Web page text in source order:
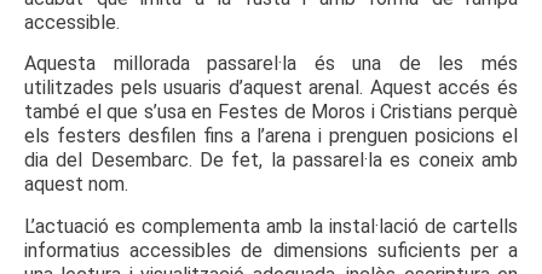
accessible.
Aquesta millorada passarel·la és una de les més
utilitzades pels usuaris d’aquest arenal. Aquest accés és
també el que s’usa en Festes de Moros i Cristians perquè
els festers desfilen fins a l’arena i prenguen posicions el
dia del Desembarc. De fet, la passarel·la es coneix amb
aquest nom.
L’actuació es complementa amb la instal·lació de cartells
informatius accessibles de dimensions suficients per a